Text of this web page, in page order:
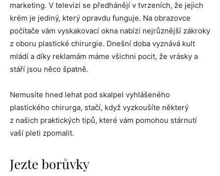
marketing. V televizi se předhánějí v tvrzeních, že jejich
krém je jediný, který opravdu funguje. Na obrazovce
počítače vám vyskakovací okna nabízí nejrůznější zákroky
z oboru plastické chirurgie. Dnešní doba vyznává kult
mládí a díky reklamám máme všichni pocit, že vrásky a
stáří jsou něco špatně.
Nemusíte hned lehat pod skalpel vyhlášeného
plastického chirurga, stačí, když vyzkoušíte některý
z našich praktických tipů, které vám pomohou stárnutí
vaší pleti zpomalit.
Jezte borůvky